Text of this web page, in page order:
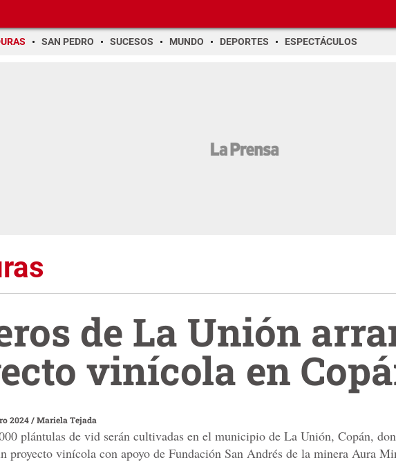
SAN PEDRO SUCESOS MUNDO DEPORTES ESPECTÁCULOS
de La Unión
vinícola en
2024/Mariela Tejada
plántulas de vid serán cultivadas en el municipio de La Unión, Copán,
proyecto vinícola con apoyo de Fundación San Andrés de la minera Aura